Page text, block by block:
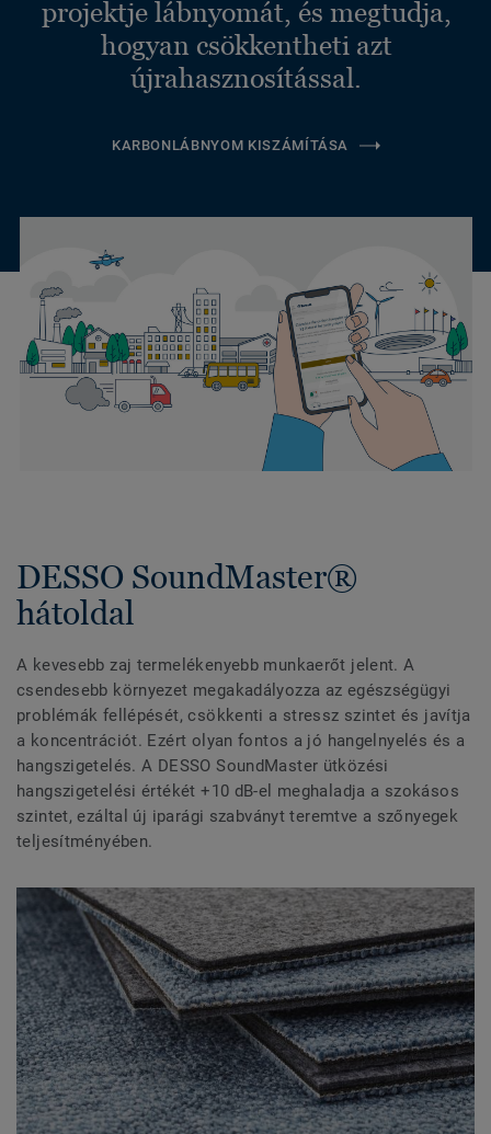
projektje lábnyomát, és megtudja,
hogyan csökkentheti azt
újrahasznosítással.
KARBONLÁBNYOM KISZÁMÍTÁSA
DESSO SoundMaster®
hátoldal
A kevesebb zaj termelékenyebb munkaerőt jelent. A
csendesebb környezet megakadályozza az egészségügyi
problémák fellépését, csökkenti a stressz szintet és javítja
a koncentrációt. Ezért olyan fontos a jó hangelnyelés és a
hangszigetelés. A DESSO SoundMaster ütközési
hangszigetelési értékét +10 dB-el meghaladja a szokásos
szintet, ezáltal új iparági szabványt teremtve a szőnyegek
teljesítményében.